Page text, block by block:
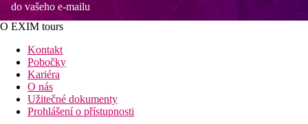
do vašeho e-mailu
O EXIM tours
Kontakt
Pobočky
Kariéra
O nás
Užitečné dokumenty
Prohlášení o přístupnosti